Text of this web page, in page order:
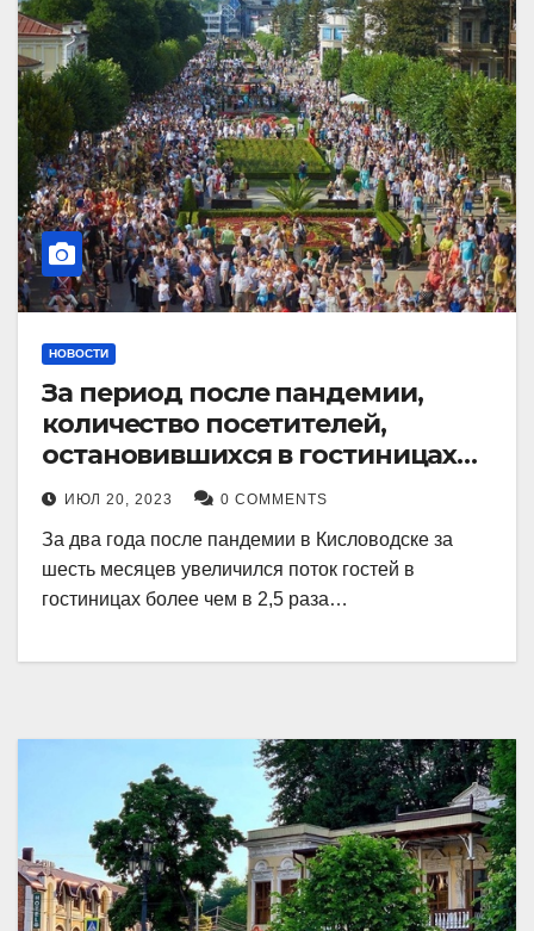
НОВОСТИ
За период после пандемии,
количество посетителей,
остановившихся в гостиницах
Кисловодска, выросло в 2,5 раза.
ИЮЛ 20, 2023 0 COMMENTS
За два года после пандемии в Кисловодске за
шесть месяцев увеличился поток гостей в
гостиницах более чем в 2,5 раза…